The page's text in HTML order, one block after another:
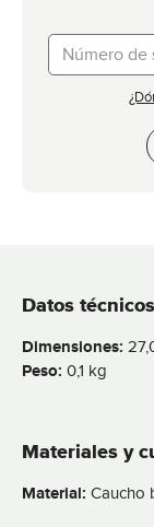
Datos técnicos
Dimensiones:
Peso: 0,1 kg
Materiales y
Material: Caucho